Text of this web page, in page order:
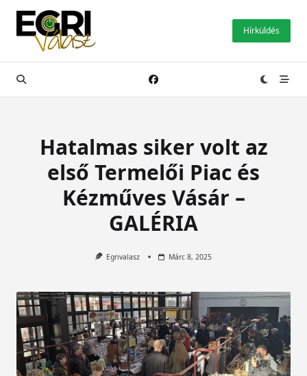
Skip
content
Hírküldés
Hatalmas siker volt az
első Termelői Piac és
Kézműves Vásár –
GALÉRIA
Egrivalasz Márc 8, 2025